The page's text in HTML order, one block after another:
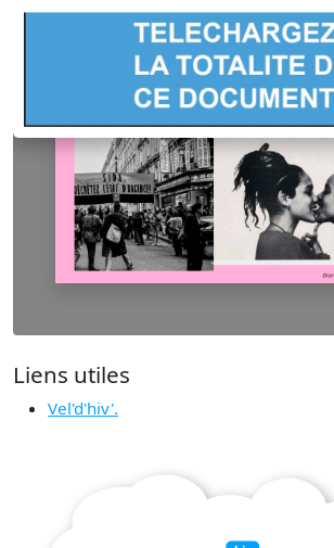
Liens utiles
Vel'd'hiv'.